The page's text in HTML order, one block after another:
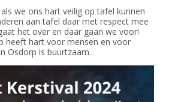
we ons hart veilig op tafel kunnen
aan tafel daar met respect mee
het over en daar gaan we voor!
heeft hart voor mensen en voor
Osdorp is buurtzaam.